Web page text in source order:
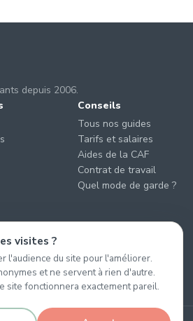
depuis 2006.
Conseils
Tous nos guides
Tarifs et salaires
Aides de la CAF
Contrat de travail
Quel mode de garde ?
visites ?
l'audience du site pour l'améliorer.
et ne servent à rien d'autre.
site fonctionnera exactement pareil.